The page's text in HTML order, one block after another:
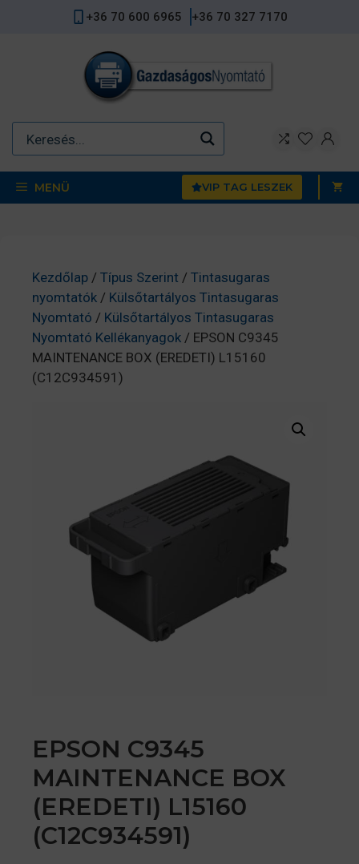
+36 70 600 6965 +36 70 327 7170
MENÜ VIP TAG LESZEK
Kezdőlap / Típus Szerint / Tintasugaras
nyomtatók / Külsőtartályos Tintasugaras
Nyomtató / Külsőtartályos Tintasugaras
Nyomtató Kellékanyagok / EPSON C9345
MAINTENANCE BOX (EREDETI) L15160
(C12C934591)
EPSON C9345
MAINTENANCE BOX
(EREDETI) L15160
(C12C934591)